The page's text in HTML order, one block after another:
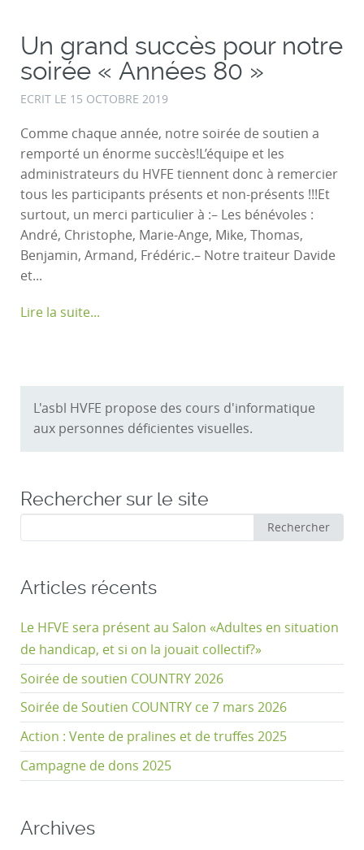
Un grand succès pour notre
soirée « Années 80 »
ECRIT LE 15 OCTOBRE 2019
Comme chaque année, notre soirée de soutien a
remporté un énorme succès!L’équipe et les
administrateurs du HVFE tiennent donc à remercier
tous les participants présents et non-présents !!!Et
surtout, un merci particulier à :– Les bénévoles :
André, Christophe, Marie-Ange, Mike, Thomas,
Benjamin, Armand, Frédéric.– Notre traiteur Davide
et...
Lire la suite...
L'asbl HVFE propose des cours d'informatique
aux personnes déficientes visuelles.
Rechercher sur le site
:
Rechercher
Articles récents
Le HFVE sera présent au Salon «Adultes en situation
de handicap, et si on la jouait collectif?»
Soirée de soutien COUNTRY 2026
Soirée de Soutien COUNTRY ce 7 mars 2026
Action : Vente de pralines et de truffes 2025
Campagne de dons 2025
Archives